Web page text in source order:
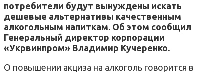
потребители будут вынуждены искать
дешевые альтернативы качественным
алкогольным напиткам. Об этом сообщил
Генеральный директор корпорации
«Укрвинпром» Владимир Кучеренко.
О повышении акциза на алкоголь говорится в